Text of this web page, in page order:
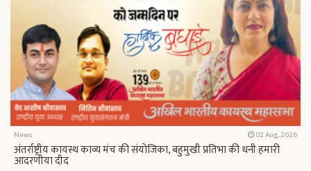
News 02 Aug, 2026
अंतर्राष्ट्रीय कायस्थ काव्य मंच की संयोजिका, बहुमुखी प्रतिभा की धनी हमारी
आदरणीया दीद